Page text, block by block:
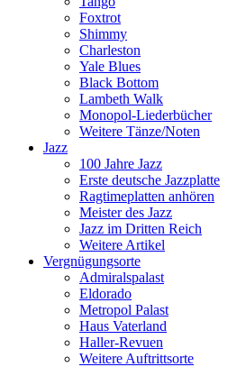
Foxtrot
Shimmy
Charleston
Yale Blues
Black Bottom
Lambeth Walk
Monopol-Liederbücher
Weitere Tänze/Noten
Jazz
100 Jahre Jazz
Erste deutsche Jazzplatte
Ragtimeplatten anhören
Meister des Jazz
Jazz im Dritten Reich
Weitere Artikel
Vergnügungsorte
Admiralspalast
Eldorado
Metropol Palast
Haus Vaterland
Haller-Revuen
Weitere Auftrittsorte